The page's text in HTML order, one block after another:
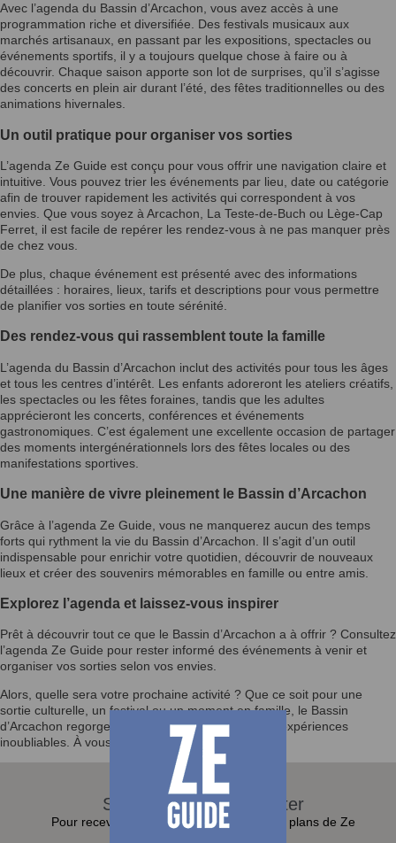
Avec l’agenda du Bassin d’Arcachon, vous avez accès à une
programmation riche et diversifiée. Des festivals musicaux aux
marchés artisanaux, en passant par les expositions, spectacles ou
événements sportifs, il y a toujours quelque chose à faire ou à
découvrir. Chaque saison apporte son lot de surprises, qu’il s’agisse
des concerts en plein air durant l’été, des fêtes traditionnelles ou des
animations hivernales.
Un outil pratique pour organiser vos sorties
L’agenda Ze Guide est conçu pour vous offrir une navigation claire et
intuitive. Vous pouvez trier les événements par lieu, date ou catégorie
afin de trouver rapidement les activités qui correspondent à vos
envies. Que vous soyez à Arcachon, La Teste-de-Buch ou Lège-Cap
Ferret, il est facile de repérer les rendez-vous à ne pas manquer près
de chez vous.
De plus, chaque événement est présenté avec des informations
détaillées : horaires, lieux, tarifs et descriptions pour vous permettre
de planifier vos sorties en toute sérénité.
Des rendez-vous qui rassemblent toute la famille
L’agenda du Bassin d’Arcachon inclut des activités pour tous les âges
et tous les centres d’intérêt. Les enfants adoreront les ateliers créatifs,
les spectacles ou les fêtes foraines, tandis que les adultes
apprécieront les concerts, conférences et événements
gastronomiques. C’est également une excellente occasion de partager
des moments intergénérationnels lors des fêtes locales ou des
manifestations sportives.
Une manière de vivre pleinement le Bassin d’Arcachon
Grâce à l’agenda Ze Guide, vous ne manquerez aucun des temps
forts qui rythment la vie du Bassin d’Arcachon. Il s’agit d’un outil
indispensable pour enrichir votre quotidien, découvrir de nouveaux
lieux et créer des souvenirs mémorables en famille ou entre amis.
Explorez l’agenda et laissez-vous inspirer
Prêt à découvrir tout ce que le Bassin d’Arcachon a à offrir ? Consultez
l’agenda Ze Guide pour rester informé des événements à venir et
organiser vos sorties selon vos envies.
Alors, quelle sera votre prochaine activité ? Que ce soit pour une
sortie culturelle, un festival ou un moment en famille, le Bassin
d’Arcachon regorge d’opportunités pour vivre des expériences
inoubliables. À vous de jouer !
S'abonner à la Newsletter
Pour recevoir toutes les actualités et bons plans de Ze